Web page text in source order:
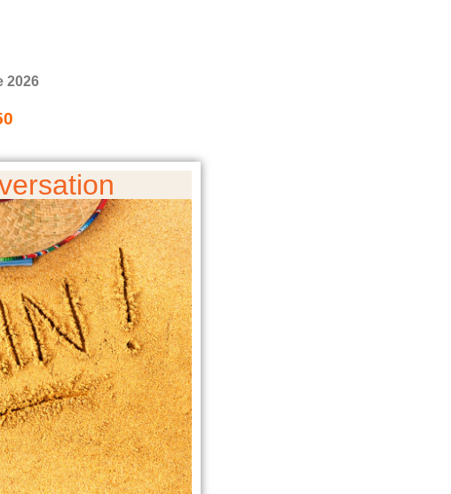
2026